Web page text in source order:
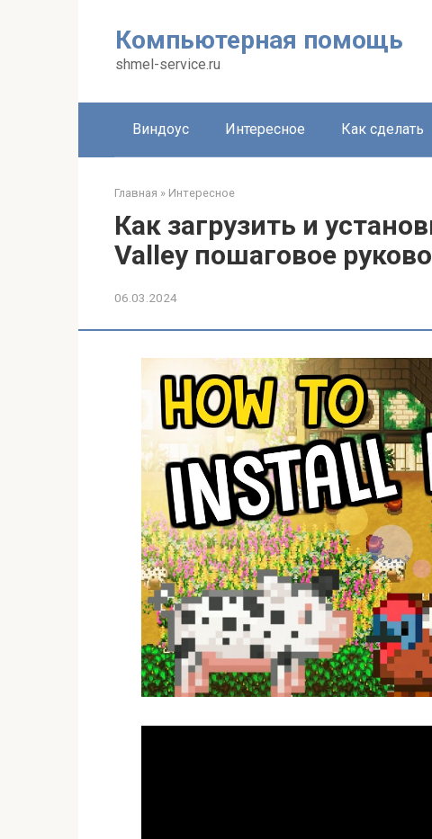
Компьютерная помощь
shmel-service.ru
Виндоус Интересное Как сделать
Главная » Интересное
Как загрузить и
Valley пошаговое
06.03.2024